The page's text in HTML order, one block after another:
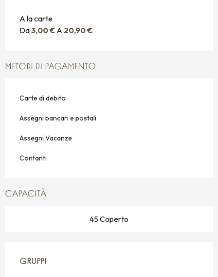
A la carte
Da3,00 € A 20,90 €
METODI DI PAGAMENTO
Carte di debito
Assegni bancari e postali
Assegni Vacanze
Contanti
CAPACITÀ
45 Coperto
GRUPPI
GRUPPI